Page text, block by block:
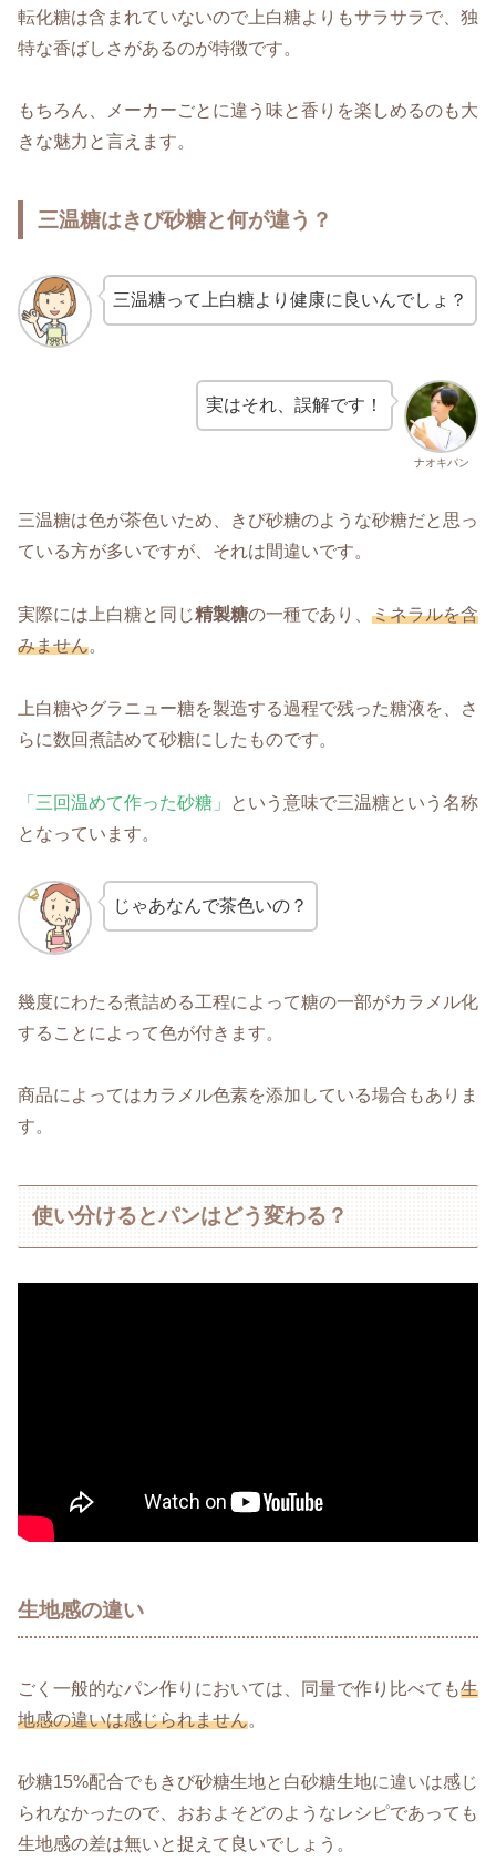
転化糖は含まれていないので上白糖よりもサラサラで、独
特な香ばしさがあるのが特徴です。
もちろん、メーカーごとに違う味と香りを楽しめるのも大
きな魅力と言えます。
三温糖はきび砂糖と何が違う？
三温糖って上白糖より健康に良いんでしょ？
ナオキパン
実はそれ、誤解です！
三温糖は色が茶色いため、きび砂糖のような砂糖だと思っ
ている方が多いですが、それは間違いです。
実際には上白糖と同じ精製糖の一種であり、 ミネラルを含
みません。
上白糖やグラニュー糖を製造する過程で残った糖液を、さ
らに数回煮詰めて砂糖にしたものです。
「三回温めて作った砂糖」
という意味で三温糖という名称
となっています。
じゃあなんで茶色いの？
幾度にわたる煮詰める工程によって糖の一部がカラメル化
することによって色が付きます。
商品によってはカラメル色素を添加している場合もありま
す。
使い分けるとパンはどう変わる？
生地感の違い
ごく一般的なパン作りにおいては、同量で作り比べても生
地感の違いは感じられません。
砂糖15%配合でもきび砂糖生地と白砂糖生地に違いは感じ
られなかったので、おおよそどのようなレシピであっても
生地感の差は無いと捉えて良いでしょう。